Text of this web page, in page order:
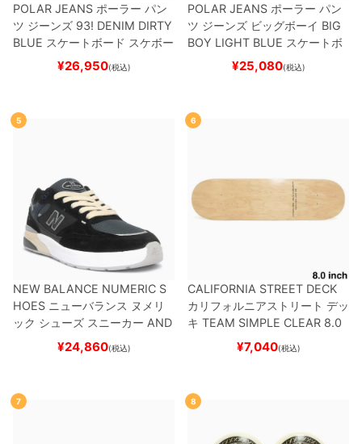
POLAR JEANS ポーラー パン
ツ ジーンズ 93! DENIM DIRTY
BLUE スケートボード スケボー
¥26,950(税込)
POLAR JEANS ポーラー パン
ツ ジーンズ ビッグボーイ BIG
BOY LIGHT BLUE スケートボ
ード スケボー
¥25,080(税込)
5
NEW BALANCE NUMERIC S
HOES ニューバランス ヌメリ
ック シューズ スニーカー AND
REW REYNOLDS 933
BLACK/NAVYスケートボ
¥24,860(税込)
6
CALIFORNIA STREET DECK
カリフォルニアストリート デッ
キ TEAM SIMPLE CLEAR 8.0
ブランク（DSM）
ード スケボー
¥7,040(税込)
7 8